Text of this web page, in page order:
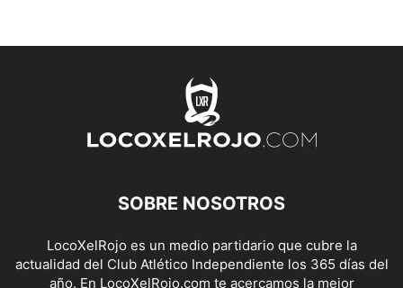
SOBRE NOSOTROS
LocoXelRojo es un medio partidario que cubre la
actualidad del Club Atlético Independiente los 365 días del
año. En LocoXelRojo.com te acercamos la mejor